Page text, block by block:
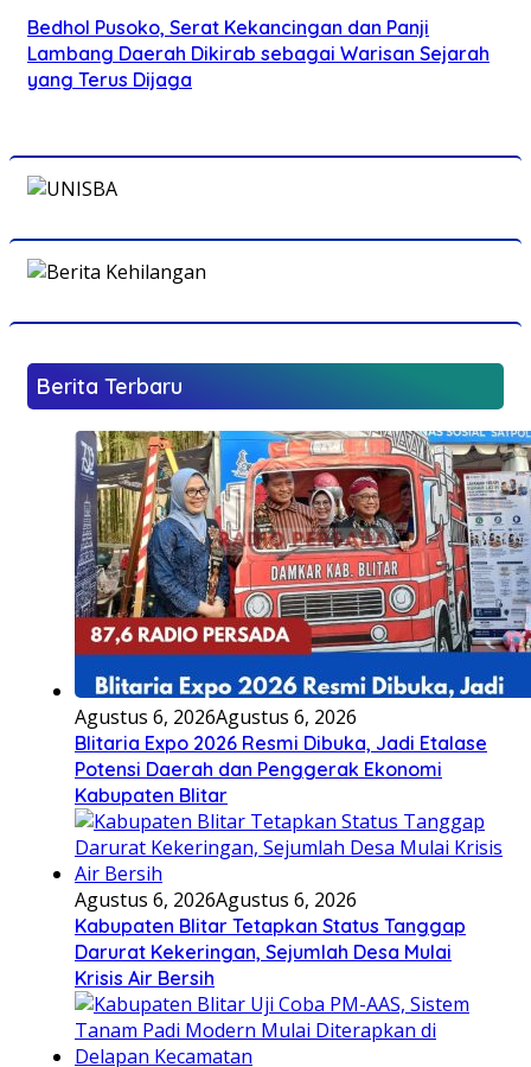
Bedhol Pusoko, Serat Kekancingan dan Panji
Lambang Daerah Dikirab sebagai Warisan Sejarah
yang Terus Dijaga
Berita Terbaru
Agustus 6, 2026Agustus 6, 2026
Blitaria Expo 2026 Resmi Dibuka, Jadi Etalase
Potensi Daerah dan Penggerak Ekonomi
Kabupaten Blitar
Agustus 6, 2026Agustus 6, 2026
Kabupaten Blitar Tetapkan Status Tanggap
Darurat Kekeringan, Sejumlah Desa Mulai
Krisis Air Bersih